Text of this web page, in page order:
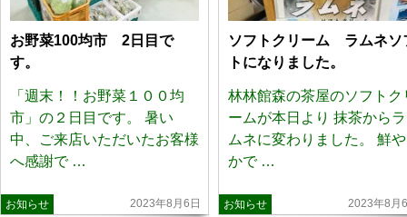
お野菜100均市 2日目で
す。
「週末！！お野菜１００均
市」の２日目です。 暑い
中、ご来店いただいたお客様
へ感謝で …
2023年8月6日
お知らせ
ソフトクリーム ラムネソ
トになりました。
林林館森の茶屋のソフトク
ームが本日より 抹茶からラ
ムネに変わりました。 鮮や
かで …
2023年8月
お知らせ